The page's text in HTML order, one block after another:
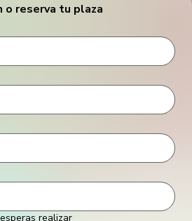
o reserva tu plaza
que esperas realizar